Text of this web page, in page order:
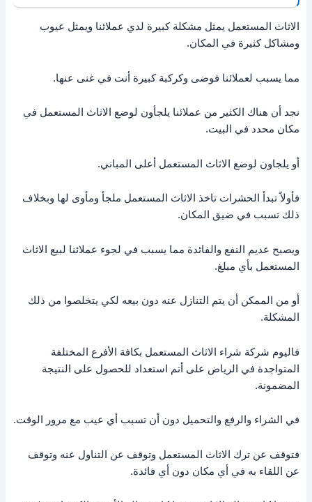
الاثاث المستعمل يمثل مشكلة كبيرة لدي عملائنا ويمثل عيوب
ومشاكل كثيرة في المكان.
مما يسبب لعملائنا فوضى وكركبة كبيرة أنت في غنى عنها.
نجد أن هناك الكثير من عملائنا يلجأون لوضع الاثاث المستعمل في
مكان محدد في البيت.
أو يلجاون لوضع الاثاث المستعمل أعلى المباني.
فأولاً تبدأ الحشرات تاخذ الاثاث المستعمل ملجأ ومأوى لها وبخلاف
ذلك تسبب في ضيق المكان.
ويصبح عديم النفع والفائدة مما يسبب في لجوء عملائنا لبيع الاثاث
المستعمل بأي مبلغ.
أو من الممكن أن يتم التنازل عنه دون بيعه لكي يتخلصوا من ذلك
المشكلة.
فاليوم شركة شراء الاثاث المستعمل بكافة الأفرع المختلفة
المتواجدة في الرياض على أتم استعداد للحصول على النتيجة
المضمونة.
في الشراء والرفع والتحميل دون أن تسبب أي عيب مع مرور الوقت.
فتوقف عن ترك الاثاث المستعمل وتوقف عن التناول عنه وتوقف
عن اللقاء به في أي مكان دون أي فائدة.